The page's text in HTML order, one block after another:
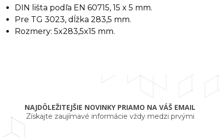
DIN lišta podľa EN 60715, 15 x 5 mm.
Pre TG 3023, dĺžka 283,5 mm.
Rozmery: 5x283,5x15 mm.
NAJDÔLEŽITEJŠIE NOVINKY PRIAMO NA VÁŠ EMAIL
Získajte zaujímavé informácie vždy medzi prvými